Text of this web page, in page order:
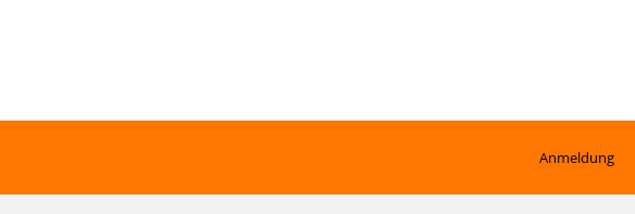
Anmeldung